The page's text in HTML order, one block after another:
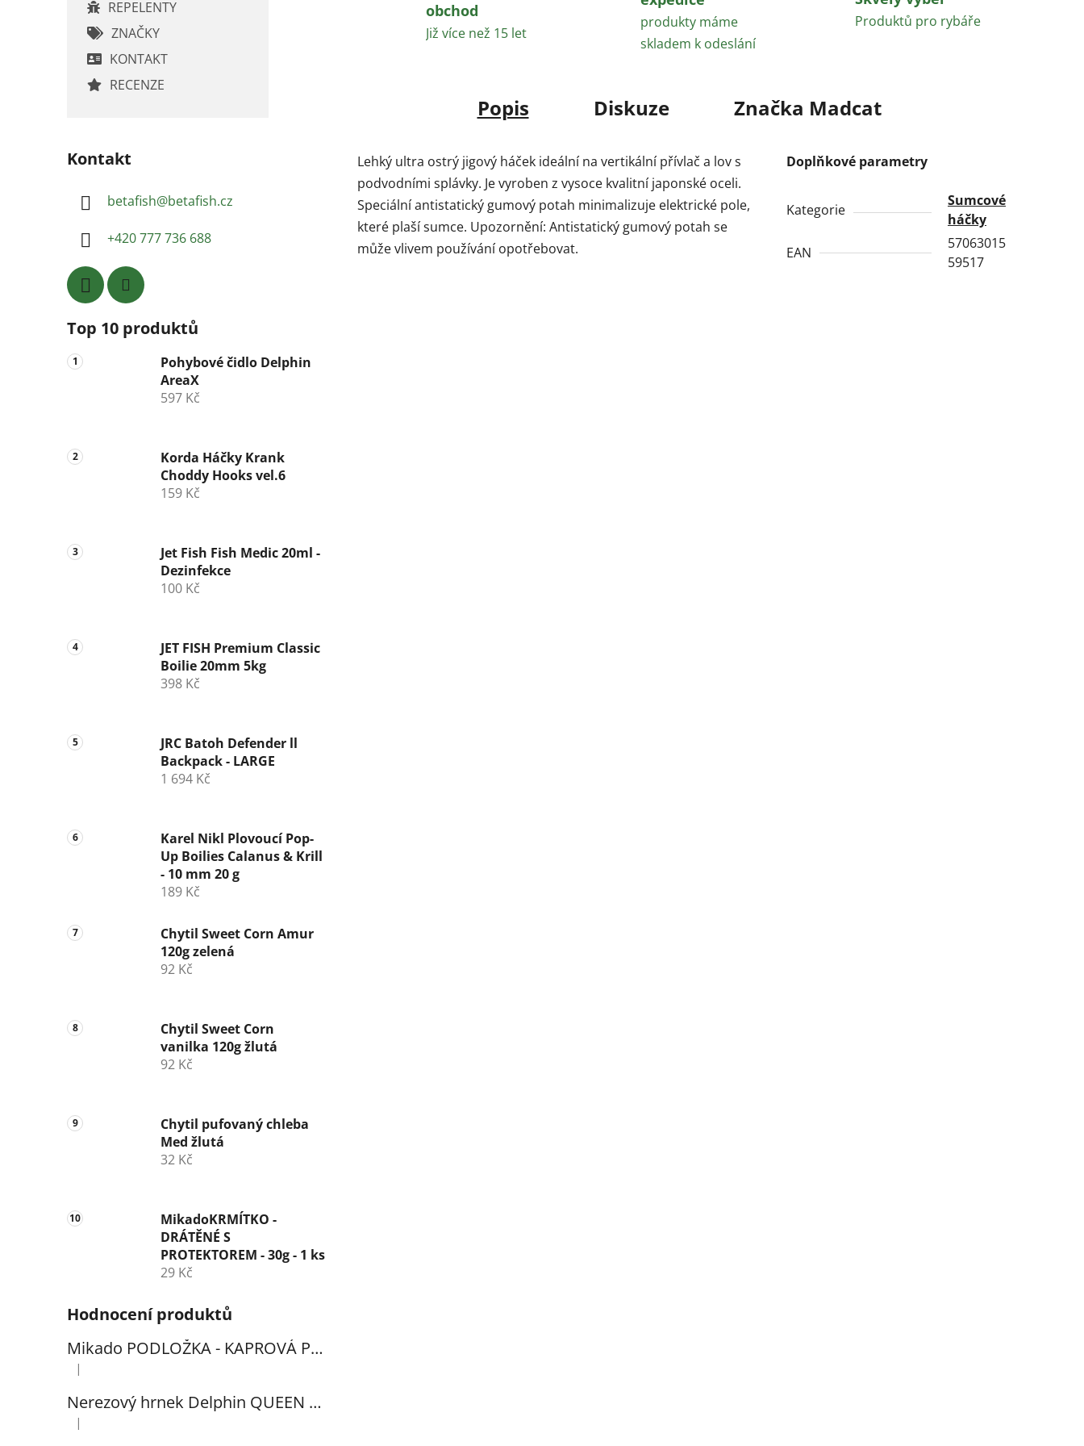
REPELENTY
ZNAČKY
KONTAKT
RECENZE
Kontakt
betafish@betafish.cz
+420 777 736 688
Top 10 produktů
Pohybové čidlo Delphin
AreaX
597 Kč
Korda Háčky Krank
Choddy Hooks vel.6
159 Kč
Jet Fish Fish Medic 20ml -
Dezinfekce
100 Kč
JET FISH Premium Classic
Boilie 20mm 5kg
398 Kč
JRC Batoh Defender ll
Backpack - LARGE
1 694 Kč
Karel Nikl Plovoucí Pop-
Up Boilies Calanus & Krill
- 10 mm 20 g
189 Kč
Chytil Sweet Corn Amur
120g zelená
92 Kč
Chytil Sweet Corn
vanilka 120g žlutá
92 Kč
Chytil pufovaný chleba
Med žlutá
32 Kč
MikadoKRMÍTKO -
DRÁTĚNÉ S
PROTEKTOREM - 30g - 1 ks
29 Kč
Hodnocení produktů
Mikado PODLOŽKA - KAPROVÁ PRO VYHÁČKOVÁNÍ S METREM - (102x60cm) - 1ks
Hodnocení produktu je 5 z 5 hvězdiček.
|
Nerezový hrnek Delphin QUEEN 300ml
Hodnocení produktu je 5 z 5 hvězdiček.
|
obchod
Již více než 15 let
produkty máme
skladem k odeslání
Produktů pro rybáře
Popis Diskuze Značka Madcat
Lehký ultra ostrý jigový háček ideální na vertikální přívlač a lov s
podvodními splávky. Je vyroben z vysoce kvalitní japonské oceli.
Speciální antistatický gumový potah minimalizuje elektrické pole,
které plaší sumce. Upozornění: Antistatický gumový potah se
může vlivem používání opotřebovat.
Doplňkové parametry
Kategorie
Sumcové
háčky
EAN
57063015
59517